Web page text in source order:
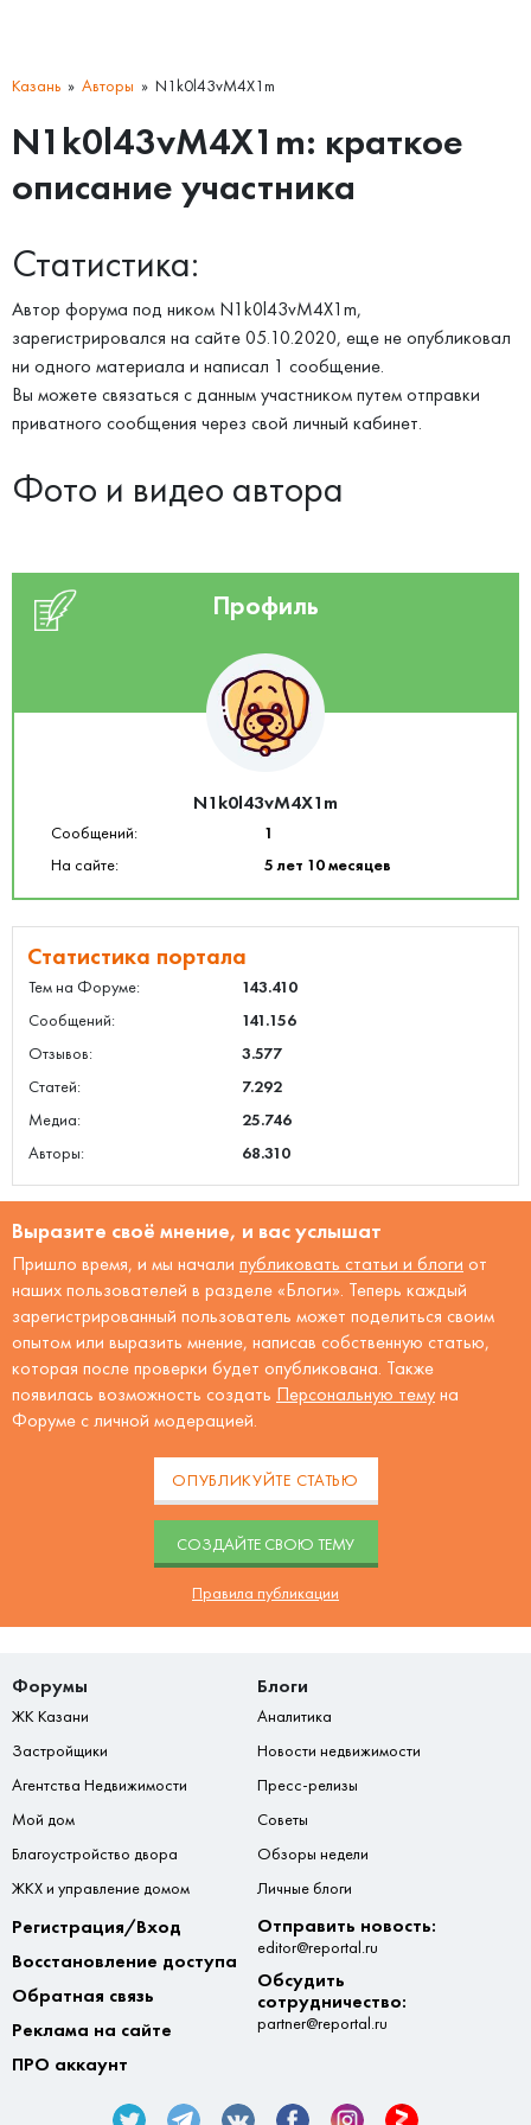
Казань Авторы N1k0l43vM4X1m
N1k0l43vM4X1m: краткое
описание участника
Статистика:
Автор форума под ником N1k0l43vM4X1m,
зарегистрировался на сайте 05.10.2020, еще не опубликовал
ни одного материала и написал 1 сообщение.
Вы можете связаться с данным участником путем отправки
приватного сообщения через свой личный кабинет.
Фото и видео автора
Профиль
N1k0l43vM4X1m
Сообщений:
1
На сайте:
5 лет 10 месяцев
Статистика портала
Тем на Форуме:
143.410
Сообщений:
141.156
Отзывов:
3.577
Статей:
7.292
Медиа:
25.746
Авторы:
68.310
Выразите своё мнение, и вас услышат
Пришло время, и мы начали публиковать статьи и блоги от
наших пользователей в разделе «Блоги». Теперь каждый
зарегистрированный пользователь может поделиться своим
опытом или выразить мнение, написав собственную статью,
которая после проверки будет опубликована. Также
появилась возможность создать Персональную тему на
Форуме с личной модерацией.
ОПУБЛИКУЙТЕ СТАТЬЮ
CОЗДАЙТЕ СВОЮ ТЕМУ
Правила публикации
Форумы
ЖК Казани
Застройщики
Агентства Недвижимости
Мой дом
Благоустройство двора
ЖКХ и управление домом
Блоги
Аналитика
Новости недвижимости
Пресс-релизы
Советы
Обзоры недели
Личные блоги
Регистрация/Вход
Восстановление доступа
Обратная связь
Реклама на сайте
ПРО аккаунт
Отправить новость:
editor@reportal.ru
Обсудить
сотрудничество:
partner@reportal.ru